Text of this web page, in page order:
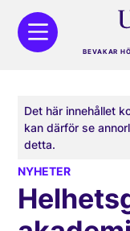
BEVAKAR
Det här innehållet
kan därför se
detta.
NYHETER